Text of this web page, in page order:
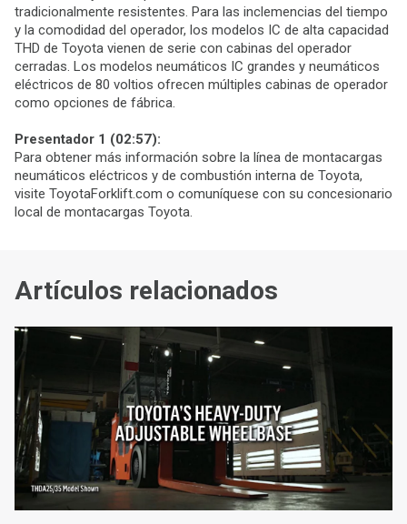
tradicionalmente resistentes. Para las inclemencias del tiempo
y la comodidad del operador, los modelos IC de alta capacidad
THD de Toyota vienen de serie con cabinas del operador
cerradas. Los modelos neumáticos IC grandes y neumáticos
eléctricos de 80 voltios ofrecen múltiples cabinas de operador
como opciones de fábrica.
Presentador 1 (02:57):
Para obtener más información sobre la línea de montacargas
neumáticos eléctricos y de combustión interna de Toyota,
visite ToyotaForklift.com o comuníquese con su concesionario
local de montacargas Toyota.
Artículos relacionados